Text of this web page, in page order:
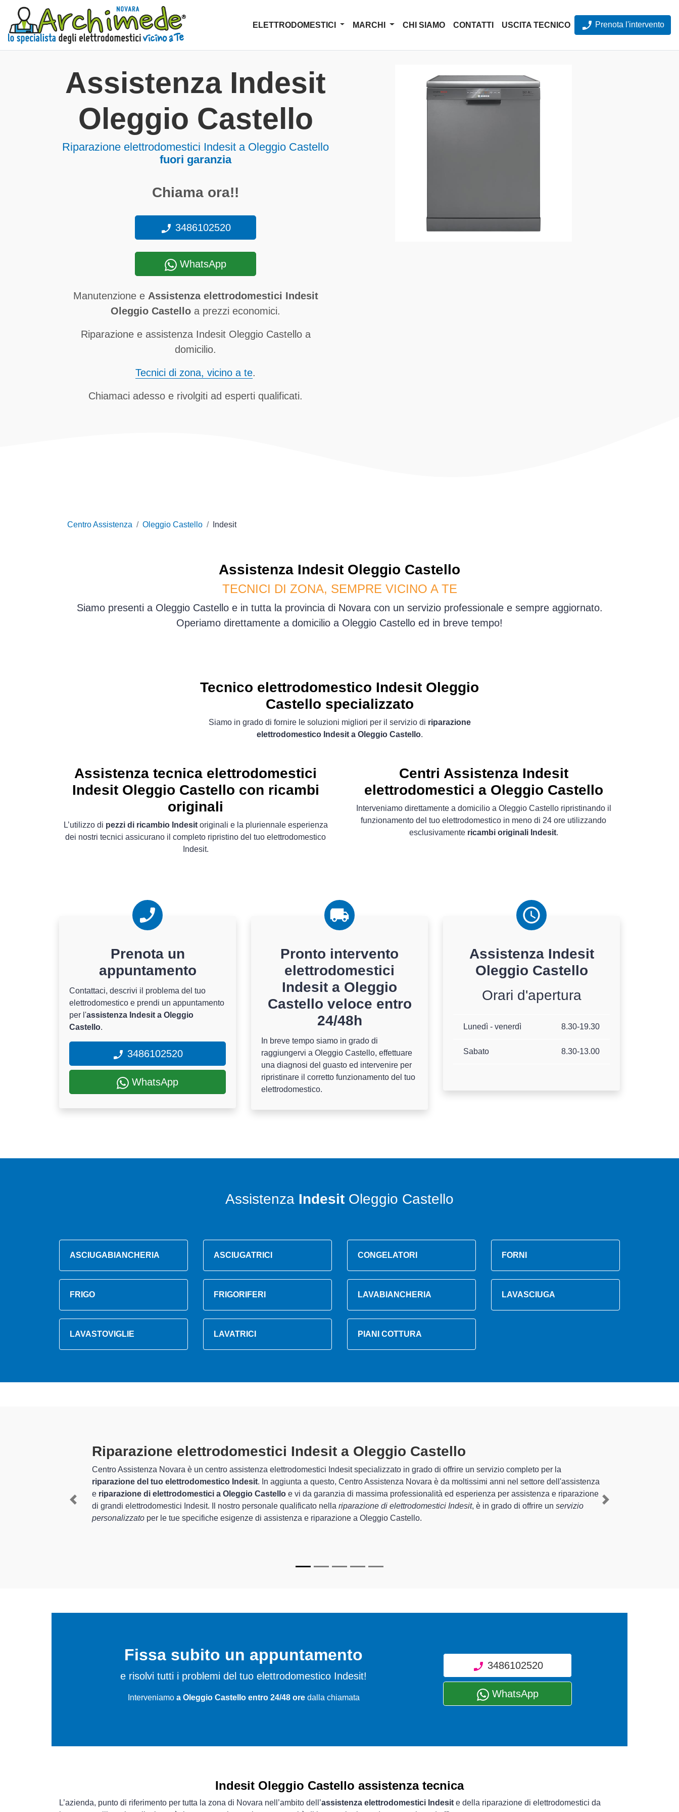
ELETTRODOMESTICI MARCHI CHI SIAMO CONTATTI USCITA TECNICO Prenota l'intervento
Assistenza Indesit
Oleggio Castello
Riparazione elettrodomestici Indesit a Oleggio Castello
fuori garanzia
Chiama ora!!
3486102520
WhatsApp
Manutenzione e Assistenza elettrodomestici Indesit
Oleggio Castello a prezzi economici.
Riparazione e assistenza Indesit Oleggio Castello a
domicilio.
Tecnici di zona, vicino a te.
Chiamaci adesso e rivolgiti ad esperti qualificati.
Centro Assistenza Oleggio Castello Indesit
Assistenza Indesit Oleggio Castello
TECNICI DI ZONA, SEMPRE VICINO A TE
Siamo presenti a Oleggio Castello e in tutta la provincia di Novara con un servizio professionale e sempre aggiornato.
Operiamo direttamente a domicilio a Oleggio Castello ed in breve tempo!
Tecnico elettrodomestico Indesit Oleggio
Castello specializzato
Siamo in grado di fornire le soluzioni migliori per il servizio di riparazione
elettrodomestico Indesit a Oleggio Castello.
Assistenza tecnica elettrodomestici
Indesit Oleggio Castello con ricambi
originali
L’utilizzo di pezzi di ricambio Indesitoriginali e la pluriennale esperienza
dei nostri tecnici assicurano il completo ripristino del tuo elettrodomestico
Indesit.
Centri Assistenza Indesit
elettrodomestici a Oleggio Castello
Interveniamo direttamente a domicilio a Oleggio Castello ripristinando il
funzionamento del tuo elettrodomestico in meno di 24 ore utilizzando
esclusivamente ricambi originali Indesit.
Prenota un
appuntamento
Contattaci, descrivi il problema del tuo
elettrodomestico e prendi un appuntamento
per l'assistenza Indesit a Oleggio
Castello.
3486102520
WhatsApp
Pronto intervento
elettrodomestici
Indesit a Oleggio
Castello veloce entro
24/48h
In breve tempo siamo in grado di
raggiungervi a Oleggio Castello, effettuare
una diagnosi del guasto ed intervenire per
ripristinare il corretto funzionamento del tuo
elettrodomestico.
Assistenza Indesit
Oleggio Castello
Orari d'apertura
Lunedì - venerdì 8.30-19.30
Sabato 8.30-13.00
Assistenza Indesit Oleggio Castello
ASCIUGABIANCHERIA ASCIUGATRICI CONGELATORI FORNI
FRIGO FRIGORIFERI LAVABIANCHERIA LAVASCIUGA
LAVASTOVIGLIE LAVATRICI PIANI COTTURA
Tecnici Elettrodomestici Indesit A Oleggio Castellospecializzati altamente
preparati
I tecnici specializzati di Centro Assistenza Novara sono in grado di garantire al cliente esperienza pluriennale nel territorio di Oleggio Castello
e provincia per quel che riguarda la sistemazione e lariparazione del tuo elettrodomestico Indesit a Oleggio Castello, mediante il ripristino
rapido del corretto funzionamento degli apparecchi.
In più,i tecnici Indesit specializzatidi Centro Assistenza Novara sono in grado di fornire interventi di diverse tipologie sugli elettrodomestici da
Previous Next
Fissa subito un appuntamento
e risolvi tutti i problemi del tuo elettrodomestico Indesit!
Interveniamo a Oleggio Castello entro 24/48 oredalla chiamata
3486102520
WhatsApp
Indesit Oleggio Castello assistenza tecnica
L’azienda, punto di riferimento per tutta la zona di Novara nell’ambito dell’assistenza elettrodomestici Indesit e della riparazione di elettrodomestici da